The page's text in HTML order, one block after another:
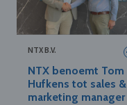
NTX B.V.
NTX benoemt Tom
Hufkens tot sales &
marketing manager